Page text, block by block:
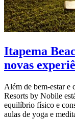
Itapema
novas
Além de bem-estar e
Resorts by Nobile
equilíbrio físico e
aulas de yoga e